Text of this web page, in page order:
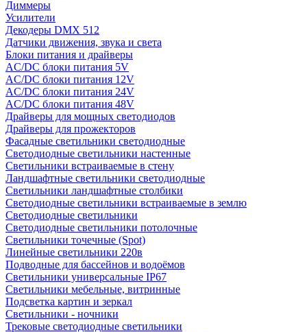
Диммеры
Усилители
Декодеры DMX 512
Датчики движения, звука и света
Блоки питания и драйверы
AC/DC блоки питания 5V
AC/DC блоки питания 12V
AC/DC блоки питания 24V
AC/DC блоки питания 48V
Драйверы для мощных светодиодов
Драйверы для прожекторов
Фасадные светильники светодиодные
Светодиодные светильники настенные
Светильники встраиваемые в стену
Ландшафтные светильники светодиодные
Светильники ландшафтные столбики
Светодиодные светильники встраиваемые в землю
Светодиодные светильники
Светодиодные светильники потолочные
Светильники точечные (Spot)
Линейные светильники 220в
Подводные для бассейнов и водоёмов
Светильники универсальные IP67
Светильники мебельные, витринные
Подсветка картин и зеркал
Светильники - ночники
Трековые светодиодные светильники